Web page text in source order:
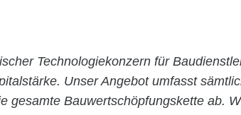
Technologiekonzern für
Unser Angebot umfasst
gesamte Bauwertschöpfungskette ab.